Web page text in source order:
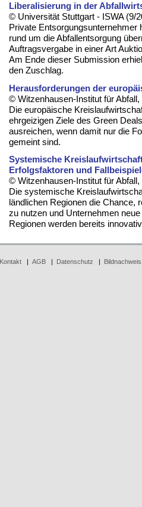
Liberalisierung in der
© Universität Stuttgart - ISWA (9/
Private Entsorgungsunternehmer
rund um die Abfallentsorgung
Auftragsvergabe in einer Art
Am Ende dieser Submission
den Zuschlag.
Herausforderungen der
© Witzenhausen-Institut für
Die europäische
ehrgeizigen Ziele des Green
ausreichen, wenn damit nur die
gemeint sind.
Systemische
Erfolgsfaktoren und
© Witzenhausen-Institut für
Die systemische
ländlichen Regionen die Chance,
zu nutzen und Unternehmen
Regionen werden bereits
Kontakt| AGB| Datenschutz Bildnachweis